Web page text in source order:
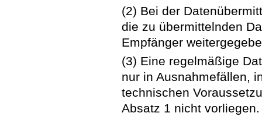
(2) Bei der
die zu übermittelnden
Empfänger
(3) Eine regelmäßige
nur in Ausnahmefällen,
technischen
Absatz 1 nicht vorliegen.